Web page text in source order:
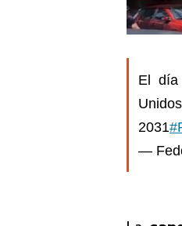
El día
2031
—